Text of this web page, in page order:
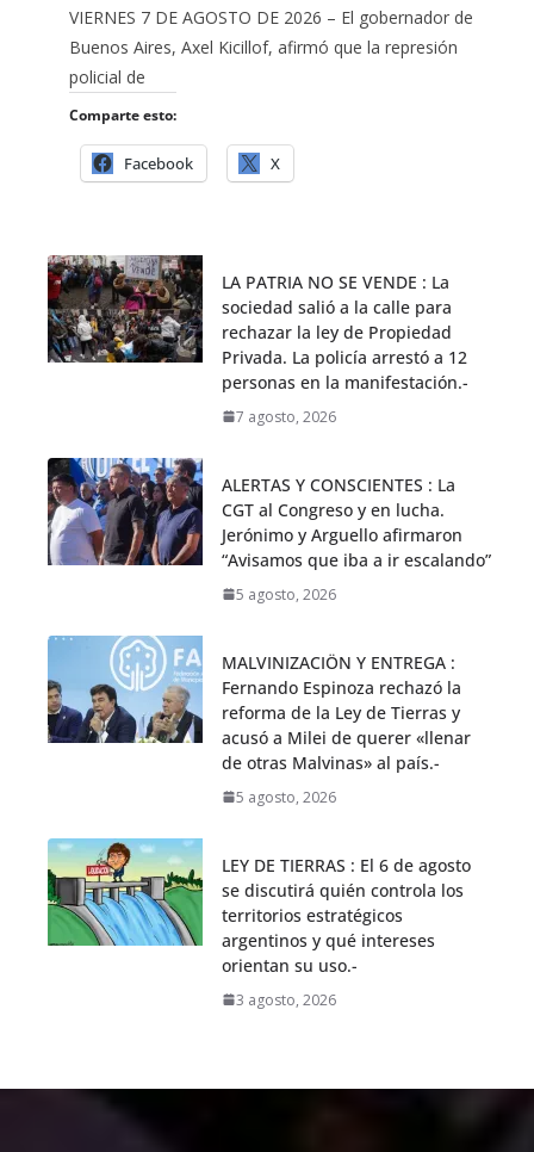
VIERNES 7 DE AGOSTO DE 2026 – El gobernador de
Buenos Aires, Axel Kicillof, afirmó que la represión
policial de
Comparte esto:
Facebook X
LA PATRIA NO SE VENDE : La
sociedad salió a la calle para
rechazar la ley de Propiedad
Privada. La policía arrestó a 12
personas en la manifestación.-
7 agosto, 2026
ALERTAS Y CONSCIENTES : La
CGT al Congreso y en lucha.
Jerónimo y Arguello afirmaron
“Avisamos que iba a ir escalando”
5 agosto, 2026
MALVINIZACIÖN Y ENTREGA :
Fernando Espinoza rechazó la
reforma de la Ley de Tierras y
acusó a Milei de querer «llenar
de otras Malvinas» al país.-
5 agosto, 2026
LEY DE TIERRAS : El 6 de agosto
se discutirá quién controla los
territorios estratégicos
argentinos y qué intereses
orientan su uso.-
3 agosto, 2026